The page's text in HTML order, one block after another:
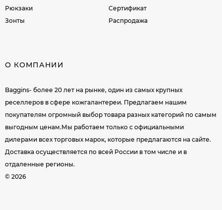
Рюкзаки
Зонты
Сертификат
Распродажа
О КОМПАНИИ
Baggins- более 20 лет на рынке, один из самых крупных
реселлеров в сфере кожгалантереи. Предлагаем нашим
покупателям огромный выбор товара разных категорий по самым
выгодным ценам.Мы работаем только с официальными
дилерами всех торговых марок, которые предлагаются на сайте.
Доставка осуществляется по всей России в том числе и в
отдаленные регионы.
© 2026